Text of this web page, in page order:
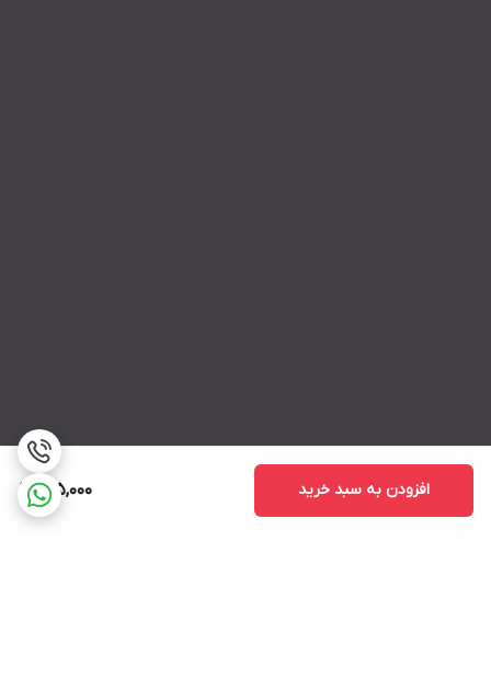
155,000 افزودن به سبد خرید